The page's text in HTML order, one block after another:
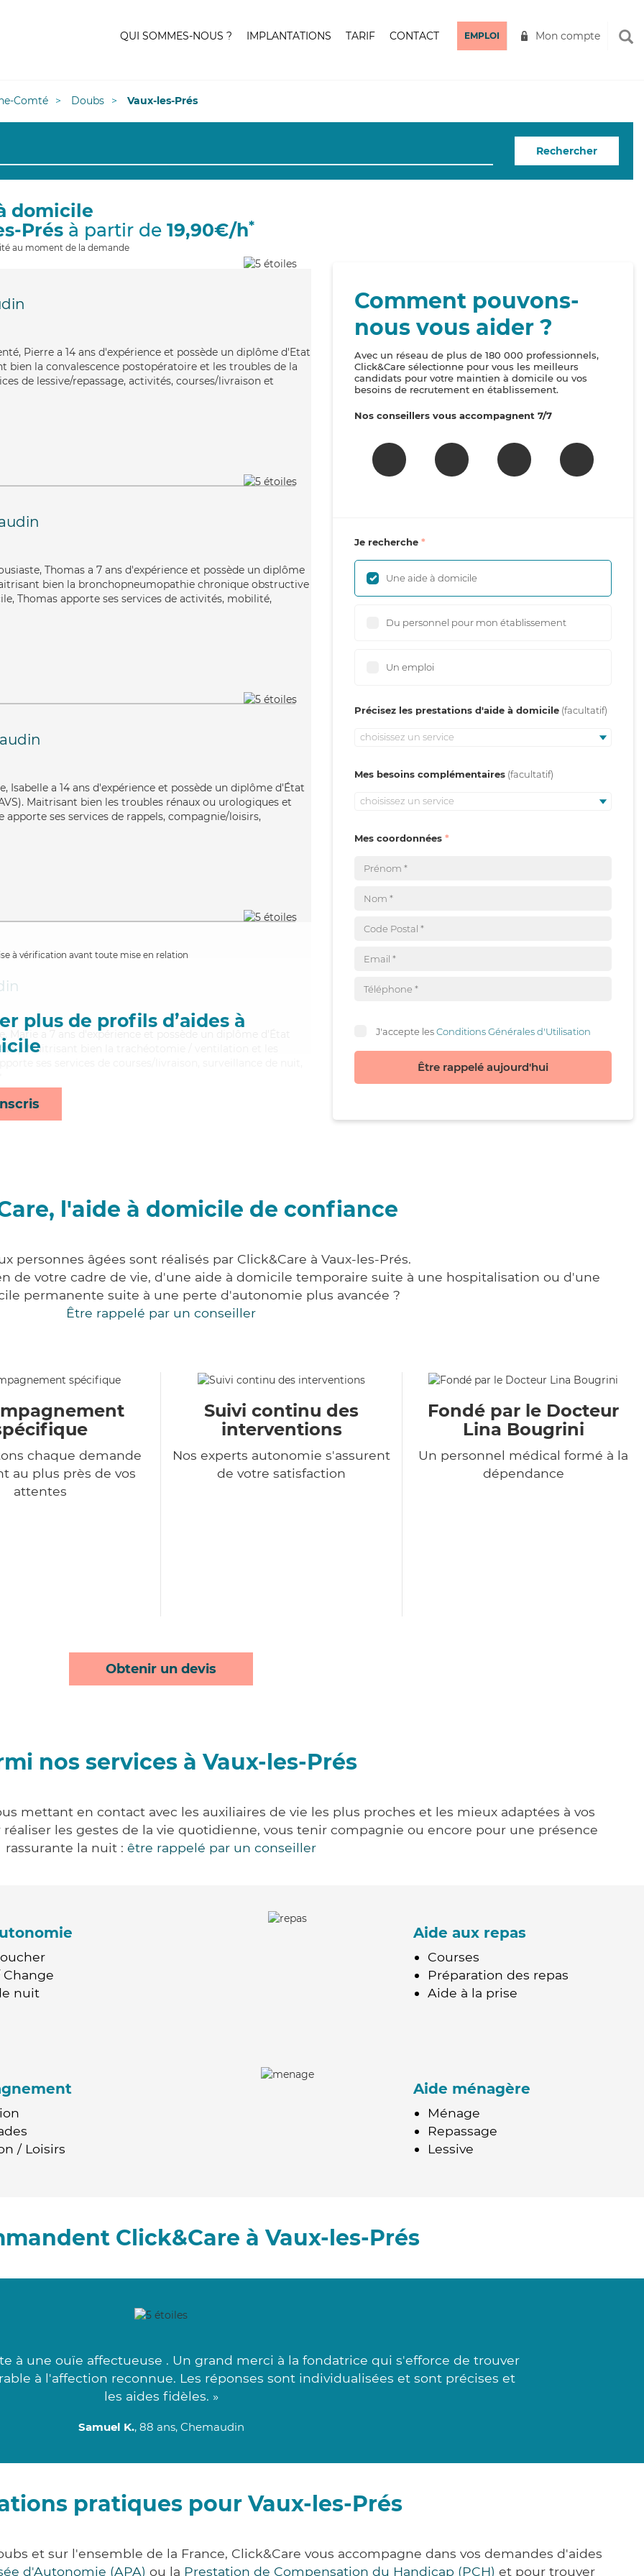
QUI SOMMES-NOUS ? IMPLANTATIONS TARIF CONTACT EMPLOI Mon compte
Comté Doubs Vaux-les-Prés
Rechercher
domicile
Prés à partir de 19,90€/h*
au moment de la demande
Pierre a 14 ans d'expérience et possède un diplôme d'Etat
bien la convalescence postopératoire et les troubles de la
de lessive/repassage, activités, courses/livraison et
Thomas a 7 ans d'expérience et possède un diplôme
bien la bronchopneumopathie chronique obstructive
Thomas apporte ses services de activités, mobilité,
Isabelle a 14 ans d'expérience et possède un diplôme d'État
Maitrisant bien les troubles rénaux ou urologiques et
apporte ses services de rappels, compagnie/loisirs,
à vérification avant toute mise en relation
plus de profils d’aides à
Marie a 7 ans d'expérience et possède un diplôme d'État
Maitrisant bien la trachéotomie / ventilation et les
Comment pouvons-
nous vous aider ?
Avec un réseau de plus de 180 000 professionnels,
Click&Care sélectionne pour vous les meilleurs
candidats pour votre maintien à domicile ou vos
besoins de recrutement en établissement.
Nos conseillers vous accompagnent 7/7
Je recherche
Une aide à domicile
Du personnel pour mon établissement
Un emploi
Précisez les prestations d'aide à domicile
choisissez un service
Mes besoins complémentaires
choisissez un service
Mes coordonnées
J'accepte lesConditions Générales d'Utilisation
Être rappelé aujourd'hui
l'aide à domicile de confiance
personnes âgées sont réalisés par Click&Care à Vaux-les-Prés.
de votre cadre de vie, d'une aide à domicile temporaire suite à une hospitalisation ou d'une
permanente suite à une perte d'autonomie plus avancée ?
Être rappelé par un conseiller
chaque demande
au plus près de vos
attentes
Suivi continu des
interventions
Nos experts autonomie s'assurent
de votre satisfaction
Fondé par le Docteur
Lina Bougrini
Un personnel médical formé à la
dépendance
Obtenir un devis
nos services à Vaux-les-Prés
mettant en contact avec les auxiliaires de vie les plus proches et les mieux adaptées à vos
les gestes de la vie quotidienne, vous tenir compagnie ou encore pour une présence
rassurante la nuit : être rappelé par un conseiller
nuit
Aide aux repas
Courses
Préparation des repas
Aide à la prise
/ Loisirs
Aide ménagère
Ménage
Repassage
Lessive
Click&Care à Vaux-les-Prés
à une ouïe affectueuse . Un grand merci à la fondatrice qui s'efforce de trouver
à l'affection reconnue. Les réponses sont individualisées et sont précises et
les aides fidèles. »
Samuel K., 88 ans, Chemaudin
pratiques pour Vaux-les-Prés
et sur l'ensemble de la France, Click&Care vous accompagne dans vos demandes d'aides
d'Autonomie (APA) ou la Prestation de Compensation du Handicap (PCH) et pour trouver